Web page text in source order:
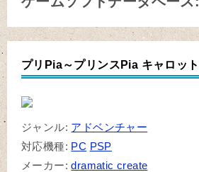
プリPia～プリンスPia キャロッ
ジャンル: アドベンチャー
対応機種: PC PSP
メーカー:dramatic create